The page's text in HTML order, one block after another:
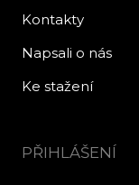
Kontakty
Napsali o nás
Ke stažení
PŘIHLÁŠENÍ